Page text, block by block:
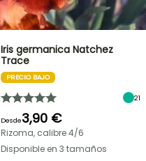
Iris germanica Natchez
Trace
PRECIO BAJO
21
Desde3,90 €
Rizoma, calibre 4/6
Disponible en 3 tamaños